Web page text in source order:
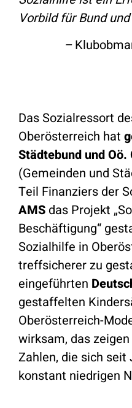
Vorbild für Bund
–
Das Sozialressort
Oberösterreich hat
Städtebund und Oö.
(Gemeinden und
Teil Finanziers der
AMS das Projekt
Beschäftigung“
Sozialhilfe in
treffsicherer zu
eingeführten
gestaffelten
Oberösterreich-
wirksam, das
Zahlen, die sich
konstant niedrigen